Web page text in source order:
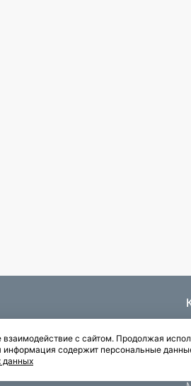
с отделкой
с сайтом. Продолжая
информация содержит персональные
данных